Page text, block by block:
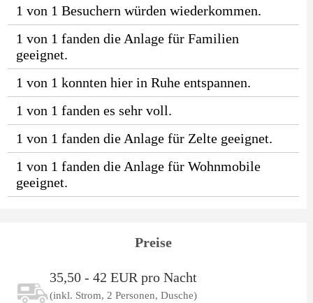
1 von 1 Besuchern würden wiederkommen.
1 von 1 fanden die Anlage für Familien
geeignet.
1 von 1 konnten hier in Ruhe entspannen.
1 von 1 fanden es sehr voll.
1 von 1 fanden die Anlage für Zelte geeignet.
1 von 1 fanden die Anlage für Wohnmobile
geeignet.
Preise
35,50 - 42 EUR pro Nacht
(inkl. Strom, 2 Personen, Dusche)